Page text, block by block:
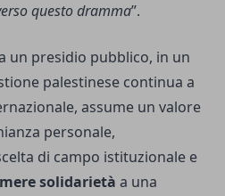
questo dramma”.
un presidio pubblico, in un
palestinese continua a
assume un valore
personale,
di campo istituzionale e
solidarietà a una